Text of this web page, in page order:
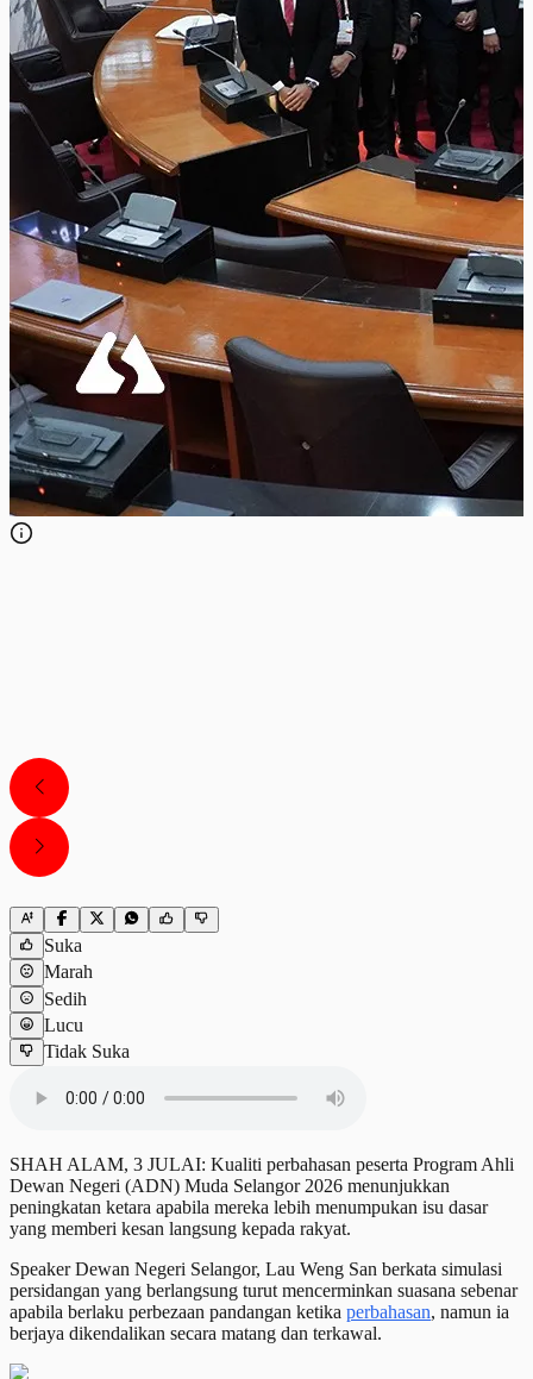
Suka
Marah
Sedih
Lucu
Tidak Suka
SHAH ALAM, 3 JULAI: Kualiti perbahasan peserta Program Ahli
Dewan Negeri (ADN) Muda Selangor 2026 menunjukkan
peningkatan ketara apabila mereka lebih menumpukan isu dasar
yang memberi kesan langsung kepada rakyat.
Speaker Dewan Negeri Selangor, Lau Weng San berkata simulasi
persidangan yang berlangsung turut mencerminkan suasana sebenar
apabila berlaku perbezaan pandangan ketika perbahasan, namun ia
berjaya dikendalikan secara matang dan terkawal.